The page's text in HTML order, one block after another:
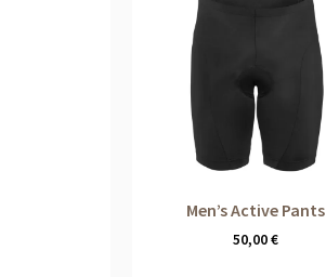
Men’s Active Pants
50,00€